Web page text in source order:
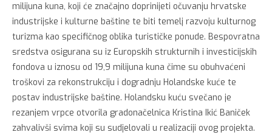
milijuna kuna, koji će značajno doprinijeti očuvanju hrvatske
industrijske i kulturne baštine te biti temelj razvoju kulturnog
turizma kao specifičnog oblika turističke ponude. Bespovratna
sredstva osigurana su iz Europskih strukturnih i investicijskih
fondova u iznosu od 19,9 milijuna kuna čime su obuhvaćeni
troškovi za rekonstrukciju i dogradnju Holandske kuće te
postav industrijske baštine. Holandsku kuću svečano je
rezanjem vrpce otvorila gradonačelnica Kristina Ikić Baniček
zahvalivši svima koji su sudjelovali u realizaciji ovog projekta.